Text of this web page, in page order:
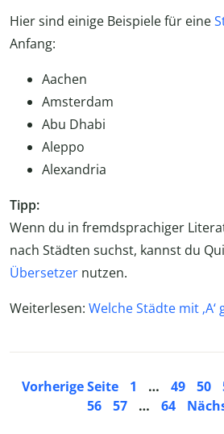
Hier sind einige Beispiele für eine
Anfang:
Aachen
Amsterdam
Abu Dhabi
Aleppo
Alexandria
Tipp:
Wenn du in fremdsprachiger
nach Städten suchst, kannst du
Übersetzer nutzen.
Weiterlesen: Welche Städte mit ‚A‘
Vorherige Seite 1 … 49 50
56
57 … 64